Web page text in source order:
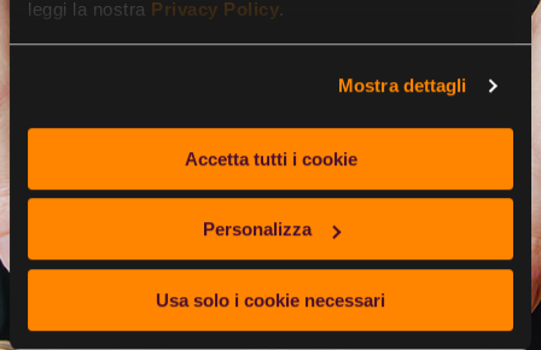
leggi la nostra Privacy Policy.
Mostra dettagli
Accetta tutti i cookie
Personalizza
Usa solo i cookie necessari